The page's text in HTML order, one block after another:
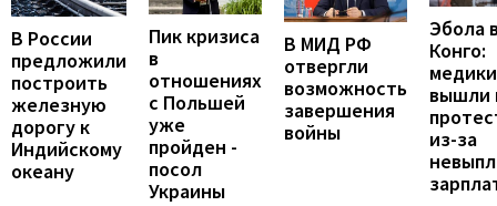
В России
предложили
построить
железную
дорогу к
Индийскому
океану
Пик кризиса
в
отношениях
с Польшей
уже
пройден -
посол
Украины
В МИД РФ
отвергли
возможность
завершения
войны
Эбола
Конго:
медики
вышли
из-за